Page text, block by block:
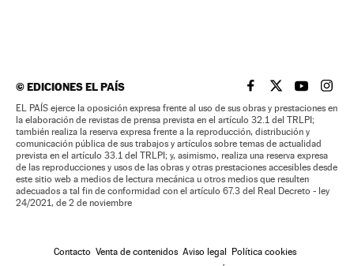
©EDICIONES EL PAÍS EL PAÍS BRASIL EN
EL PAÍSEL PAÍS
EL
EL PAÍS ejerce la oposición expresa frente al uso de sus obras y prestaciones en
la elaboración de revistas de prensa prevista en el artículo 32.1 del TRLPI;
también realiza la reserva expresa frente a la reproducción, distribución y
comunicación pública de sus trabajos y artículos sobre temas de actualidad
prevista en el artículo 33.1 del TRLPI; y, asimismo, realiza una reserva expresa
de las reproducciones y usos de las obras y otras prestaciones accesibles desde
este sitio web a medios de lectura mecánica u otros medios que resulten
adecuados a tal fin de conformidad con el artículo 67.3 del Real Decreto - ley
24/2021, de 2 de noviembre
Contacto Venta de contenidos Aviso legal
Política cookies